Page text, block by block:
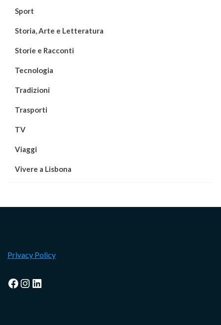
Sport
Storia, Arte e Letteratura
Storie e Racconti
Tecnologia
Tradizioni
Trasporti
TV
Viaggi
Vivere a Lisbona
Privacy Policy
Facebook
Instagram
LinkedIn